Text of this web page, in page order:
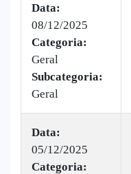
Data:
08/12/2025
Categoria:
Geral
Subcategoria:
Geral
Data:
05/12/2025
Categoria: